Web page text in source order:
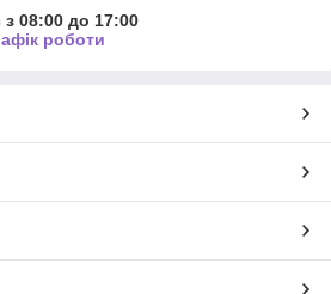
08:00 до 17:00
роботи